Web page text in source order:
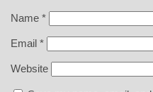
Name *
Email *
Website